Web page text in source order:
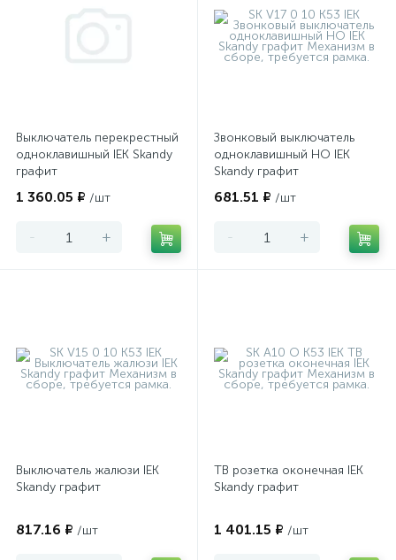
Выключатель перекрестный
одноклавишный IEK Skandy
графит
1 360.05 ₽ /шт
- +
Звонковый выключатель
одноклавишный НО IEK
Skandy графит
681.51 ₽ /шт
- +
Выключатель жалюзи IEK
Skandy графит
817.16 ₽ /шт
ТВ розетка оконечная IEK
Skandy графит
1 401.15 ₽ /шт